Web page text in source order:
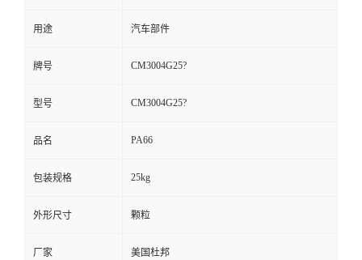
用途 汽车部件
牌号 CM3004G25?
型号 CM3004G25?
品名 PA66
包装规格 25kg
外形尺寸 颗粒
厂家 美国杜邦